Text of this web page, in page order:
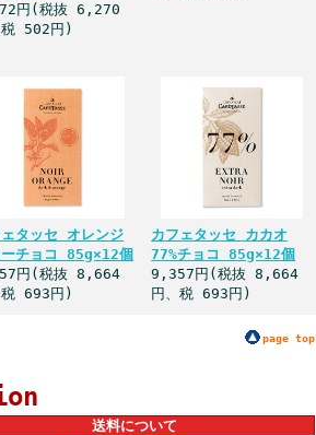
円(税抜 6,270
税 502円)
タッセ オレンジ
ーチョコ 85g×12個
円(税抜 8,664
税 693円)
カフェタッセ カカオ
77%チョコ 85g×12個
9,357円(税抜 8,664
円、税 693円)
page top
送料について